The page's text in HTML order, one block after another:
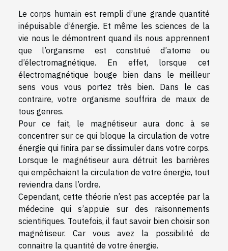
Le corps humain est rempli d’une grande quantité
inépuisable d’énergie. Et même les sciences de la
vie nous le démontrent quand ils nous apprennent
que l’organisme est constitué d’atome ou
d’électromagnétique. En effet, lorsque cet
électromagnétique bouge bien dans le meilleur
sens vous vous portez très bien. Dans le cas
contraire, votre organisme souffrira de maux de
tous genres.
Pour ce fait, le magnétiseur aura donc à se
concentrer sur ce qui bloque la circulation de votre
énergie qui finira par se dissimuler dans votre corps.
Lorsque le magnétiseur aura détruit les barrières
qui empêchaient la circulation de votre énergie, tout
reviendra dans l’ordre.
Cependant, cette théorie n’est pas acceptée par la
médecine qui s’appuie sur des raisonnements
scientifiques. Toutefois, il faut savoir bien choisir son
magnétiseur. Car vous avez la possibilité de
connaitre la quantité de votre énergie.